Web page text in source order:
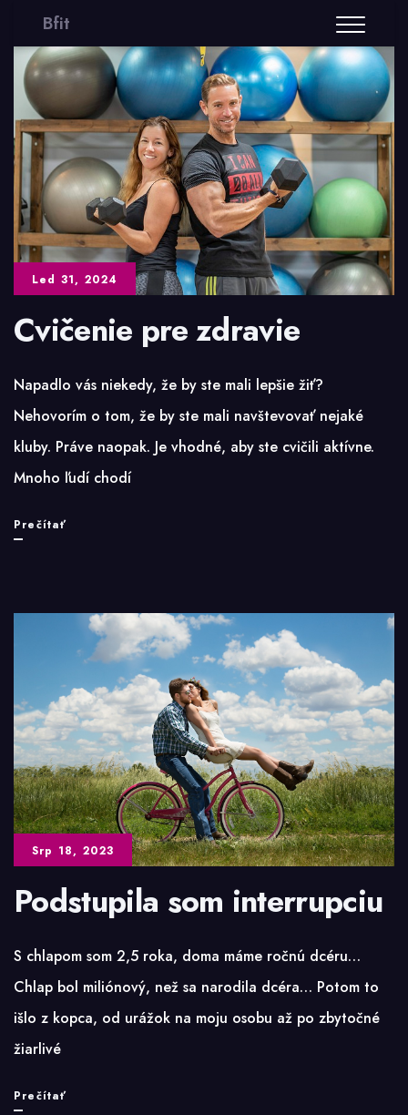
Bfit
Led 31, 2024
Cvičenie pre zdravie
Napadlo vás niekedy, že by ste mali lepšie žiť?
Nehovorím o tom, že by ste mali navštevovať nejaké
kluby. Práve naopak. Je vhodné, aby ste cvičili aktívne.
Mnoho ľudí chodí
PrečítaťCvičenie
Srp 18, 2023
Podstupila som interrupciu
S chlapom som 2,5 roka, doma máme ročnú dcéru…
Chlap bol miliónový, než sa narodila dcéra… Potom to
išlo z kopca, od urážok na moju osobu až po zbytočné
žiarlivé
PrečítaťPodstupila